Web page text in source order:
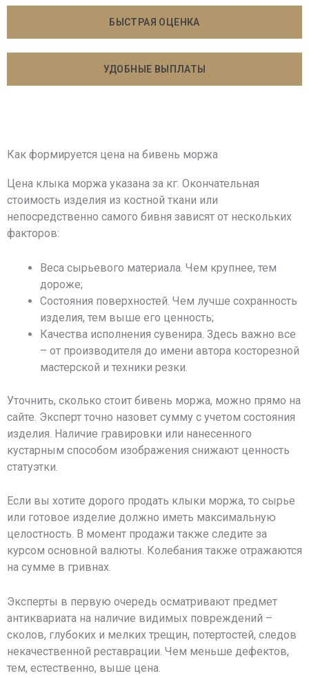
БЫСТРАЯ ОЦЕНКА
УДОБНЫЕ ВЫПЛАТЫ
Как формируется цена на бивень моржа
Цена клыка моржа указана за кг. Окончательная
стоимость изделия из костной ткани или
непосредственно самого бивня зависят от нескольких
факторов:
Веса сырьевого материала. Чем крупнее, тем
дороже;
Состояния поверхностей. Чем лучше сохранность
изделия, тем выше его ценность;
Качества исполнения сувенира. Здесь важно все
– от производителя до имени автора косторезной
мастерской и техники резки.
Уточнить, сколько стоит бивень моржа, можно прямо на
сайте. Эксперт точно назовет сумму с учетом состояния
изделия. Наличие гравировки или нанесенного
кустарным способом изображения снижают ценность
статуэтки.
Если вы хотите дорого продать клыки моржа, то сырье
или готовое изделие должно иметь максимальную
целостность. В момент продажи также следите за
курсом основной валюты. Колебания также отражаются
на сумме в гривнах.
Эксперты в первую очередь осматривают предмет
антиквариата на наличие видимых повреждений –
сколов, глубоких и мелких трещин, потертостей, следов
некачественной реставрации. Чем меньше дефектов,
тем, естественно, выше цена.